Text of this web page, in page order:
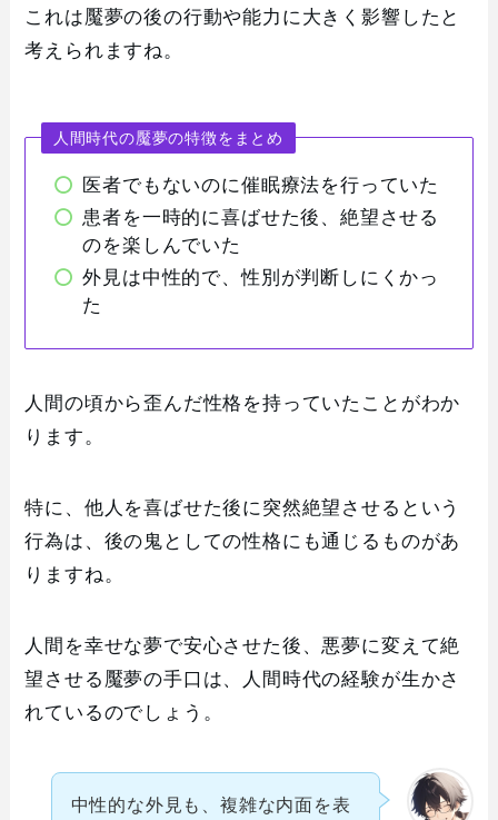
これは魘夢の後の行動や能力に大きく影響したと
考えられますね。
人間時代の魘夢の特徴をまとめ
医者でもないのに催眠療法を行っていた
患者を一時的に喜ばせた後、絶望させる
のを楽しんでいた
外見は中性的で、性別が判断しにくかっ
た
人間の頃から歪んだ性格を持っていたことがわか
ります。
特に、他人を喜ばせた後に突然絶望させるという
行為は、後の鬼としての性格にも通じるものがあ
りますね。
人間を幸せな夢で安心させた後、悪夢に変えて絶
望させる魘夢の手口は、人間時代の経験が生かさ
れているのでしょう。
中性的な外見も、複雑な内面を表